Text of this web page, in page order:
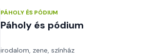
PÁHOLY ÉS PÓDIUM
Páholy és pódium
irodalom, zene, színház